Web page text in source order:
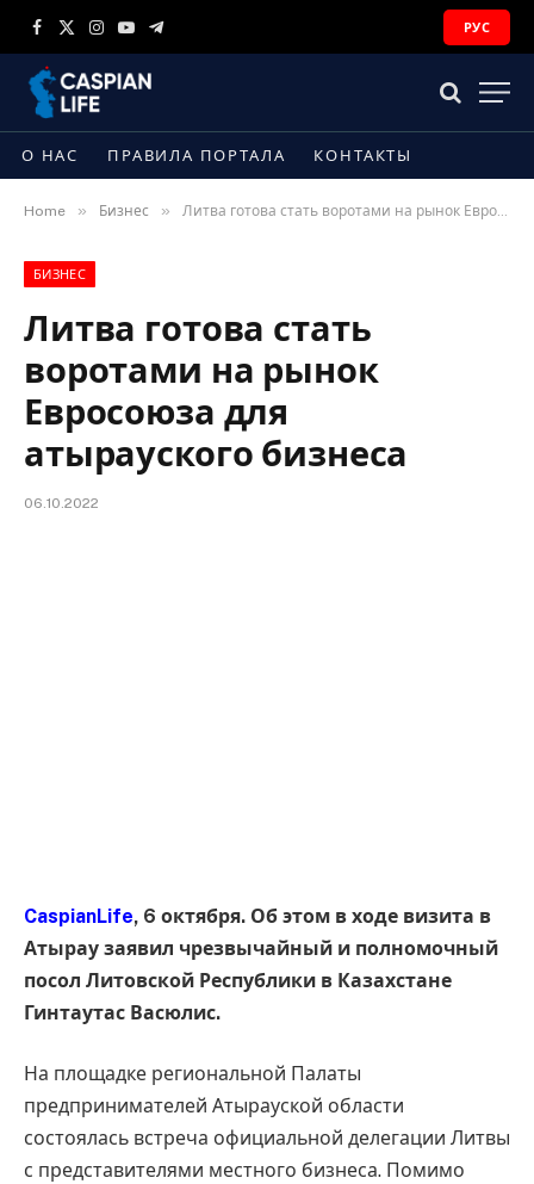
Facebook
X
Instagram
YouTubeTelegram
РУС
О НАС ПРАВИЛА ПОРТАЛА КОНТАКТЫ
Home » Бизнес » Литва готова стать воротами на рынок Евросоюза для атырауского бизнеса
БИЗНЕС
Литва готова стать
воротами на рынок
Евросоюза для
атырауского бизнеса
06.10.2022
CaspianLife, 6 октября. Об этом в ходе визита в
Атырау заявил чрезвычайный и полномочный
посол Литовской Республики в Казахстане
Гинтаутас Васюлис.
На площадке региональной Палаты
предпринимателей Атырауской области
состоялась встреча официальной делегации Литвы
с представителями местного бизнеса. Помимо